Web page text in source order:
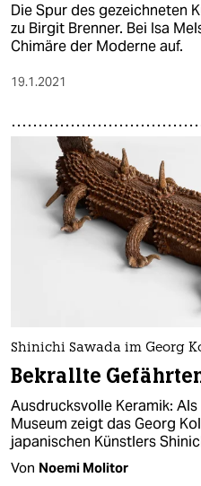
Die Spur des gezeichneten
zu Birgit Brenner. Bei Isa
Chimäre der Moderne auf.
19.1.2021
Shinichi Sawada im Georg
Bekrallte
Ausdrucksvolle Keramik:
Museum zeigt das Georg
japanischen Künstlers
Von Noemi Molitor